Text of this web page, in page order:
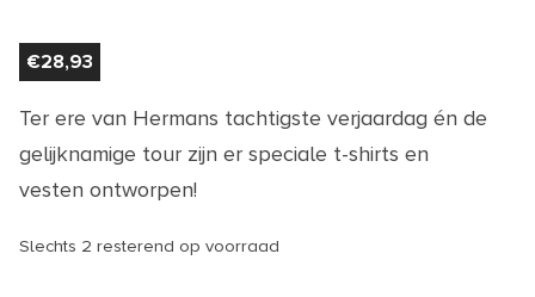
€28,93
Ter ere van Hermans tachtigste verjaardag én de
gelijknamige tour zijn er speciale t-shirts en
vesten ontworpen!
Slechts 2 resterend op voorraad